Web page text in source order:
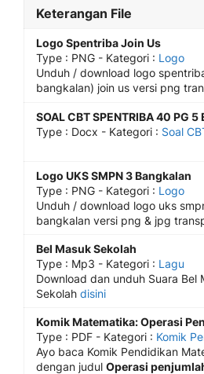
Keterangan File
Logo Spentriba Join Us
Type : PNG - Kategori : Logo
Unduh / download logo
bangkalan) join us versi png
SOAL CBT SPENTRIBA 40 PG 5
Type : Docx - Kategori : Soal
Logo UKS SMPN 3 Bangkalan
Type : PNG - Kategori : Logo
Unduh / download logo uks
bangkalan versi png & jpg
Bel Masuk Sekolah
Type : Mp3 - Kategori : Lagu
Download dan unduh Suara Bel
Sekolah disini
Komik Matematika: Operasi
Type : PDF - Kategori : Komik
Ayo baca Komik Pendidikan
dengan judul Operasi